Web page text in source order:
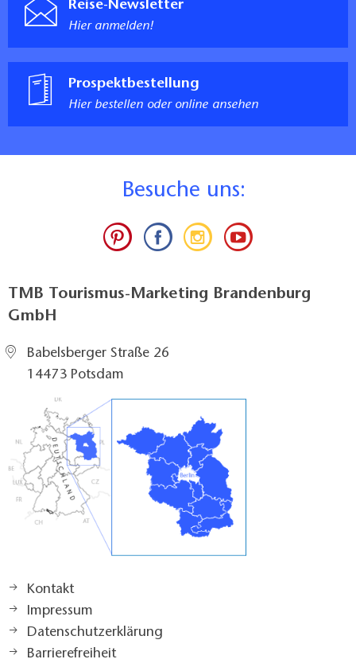
Reise-Newsletter
Hier anmelden!
Prospektbestellung
Hier bestellen oder online ansehen
Besuche uns:
TMB Tourismus-Marketing Brandenburg
GmbH
Babelsberger Straße 26
14473 Potsdam
Kontakt
Impressum
Datenschutzerklärung
Barrierefreiheit